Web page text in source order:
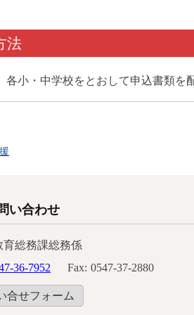
法
各小・中学校をとおして申込書類を
い合わせ
育総務課総務係
36-7952 Fax: 0547-37-2880
合せフォーム